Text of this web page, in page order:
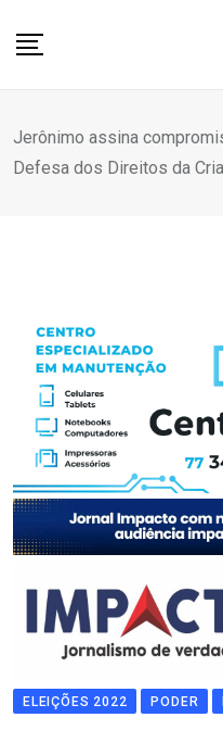
Jerônimo assina
Defesa dos Direitos da
ELEIÇÕES 2022 PODER